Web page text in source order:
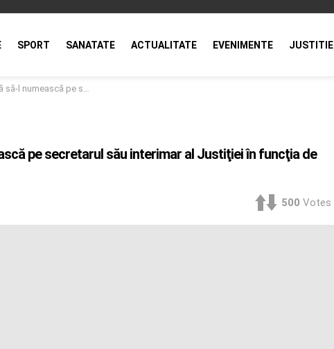
SPORT SANATATE ACTUALITATE EVENIMENTE JUSTITIE
al Justiţiei în funcţia de procuror general permanent
pe secretarul său interimar al Justiţiei în funcţia de
500 Votes